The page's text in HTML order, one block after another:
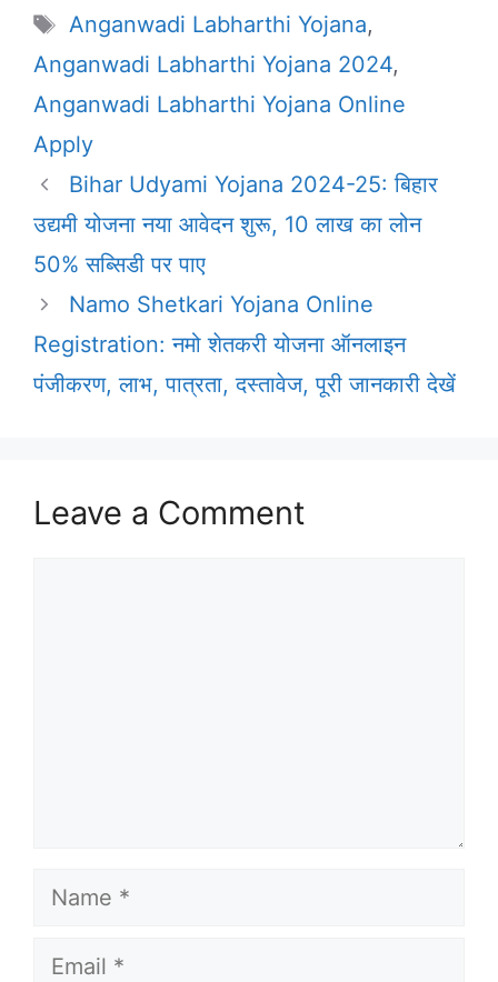
Tags
Anganwadi Labharthi Yojana,
Anganwadi Labharthi Yojana 2024,
Anganwadi Labharthi Yojana Online
Apply
Bihar Udyami Yojana 2024-25: बिहार
उद्यमी योजना नया आवेदन शुरू, 10 लाख का लोन
50% सब्सिडी पर पाए
Namo Shetkari Yojana Online
Registration: नमो शेतकरी योजना ऑनलाइन
पंजीकरण, लाभ, पात्रता, दस्तावेज, पूरी जानकारी देखें
Leave a Comment
Name
Email